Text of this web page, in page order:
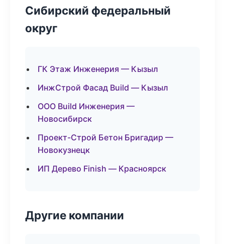
Сибирский федеральный
округ
ГК Этаж Инженерия — Кызыл
ИнжСтрой Фасад Build — Кызыл
ООО Build Инженерия —
Новосибирск
Проект-Строй Бетон Бригадир —
Новокузнецк
ИП Дерево Finish — Красноярск
Другие компании